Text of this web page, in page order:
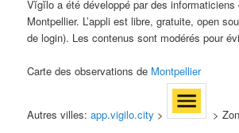
Vĭgĭlo a été développé par des
Montpellier. L’appli est libre, gratuite, open
de login). Les contenus sont modérés pour
Carte des observations de Montpellier
Autres villes:app.vigilo.city > >